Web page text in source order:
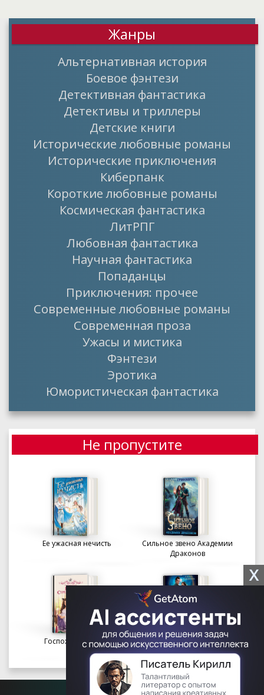
Жанры
Альтернативная история
Боевое фэнтези
Детективная фантастика
Детективы и триллеры
Детские книги
Исторические любовные романы
Исторические приключения
Киберпанк
Короткие любовные романы
Космическая фантастика
ЛитРПГ
Любовная фантастика
Научная фантастика
Попаданцы
Приключения: прочее
Современные любовные романы
Современная проза
Ужасы и мистика
Фэнтези
Эротика
Юмористическая фантастика
Не пропустите
Ее ужасная нечисть
Сильное звено Академии
Драконов
Госпожа портниха
Осколки вечности в
Академии Судьбы
X